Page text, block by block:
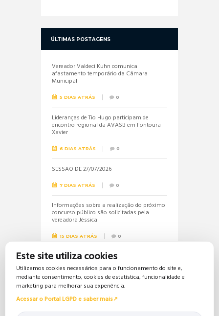
ÚLTIMAS POSTAGENS
Vereador Valdeci Kuhn comunica
afastamento temporário da Câmara
Municipal
5 DIAS ATRÁS 0
Lideranças de Tio Hugo participam de
encontro regional da AVASB em Fontoura
Xavier
6 DIAS ATRÁS 0
SESSÃO DE 27/07/2026
7 DIAS ATRÁS 0
Informações sobre a realização do próximo
concurso público são solicitadas pela
vereadora Jéssica
15 DIAS ATRÁS 0
Vereadora Jéssica solicita lista dos
beneficiários do Bolsa Família
15 DIAS ATRÁS 0
Este site utiliza cookies
Utilizamos cookies necessários para o funcionamento do site e,
mediante consentimento, cookies de estatística, funcionalidade e
marketing para melhorar sua experiência.
Acessar o Portal LGPD e saber mais